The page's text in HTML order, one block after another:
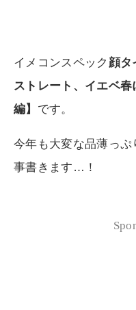
イメコンスペック 顔タ
ストレート、イエベ
編】 です。
今年も大変な品薄っ
事書きます…！